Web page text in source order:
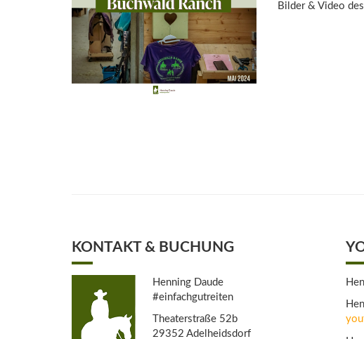
Bilder & Video
KONTAKT & BUCHUNG
Henning Daude
#einfachgutreiten
Theaterstraße 52b
29352 Adelheidsdorf